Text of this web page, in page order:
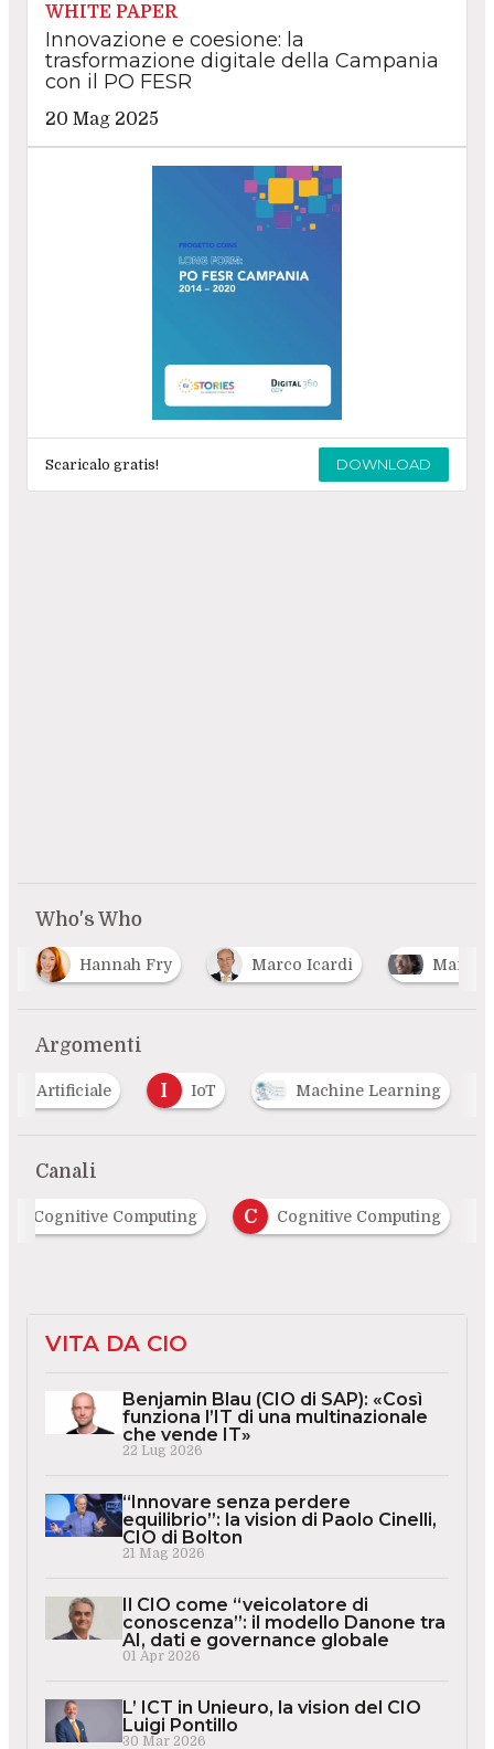
WHITE PAPER
Innovazione e coesione: la
trasformazione digitale della Campania
con il PO FESR
20 Mag 2025
Scaricalo gratis! DOWNLOAD
Who's Who
Marco Icardi Marco Zorzi
Argomenti
Artificiale I IoT Machine Learning
Canali
AI & Cognitive Computing C Cognitive
VITA DA CIO
Benjamin Blau (CIO di SAP): «Così
funziona l’IT di una multinazionale
che vende IT»
22 Lug 2026
“Innovare senza perdere
equilibrio”: la vision di Paolo Cinelli,
CIO di Bolton
21 Mag 2026
Il CIO come “veicolatore di
conoscenza”: il modello Danone tra
AI, dati e governance globale
01 Apr 2026
L’ ICT in Unieuro, la vision del CIO
Luigi Pontillo
30 Mar 2026